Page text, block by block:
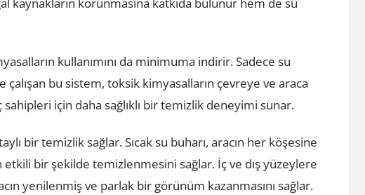
kaynakların korunmasına katkıda bulunur hem de su
kullanımını da minimuma indirir. Sadece su
bu sistem, toksik kimyasalların çevreye ve araca
için daha sağlıklı bir temizlik deneyimi sunar.
bir temizlik sağlar. Sıcak su buharı, aracın her köşesine
bir şekilde temizlenmesini sağlar. İç ve dış yüzeylere
yenilenmiş ve parlak bir görünüm kazanmasını sağlar.